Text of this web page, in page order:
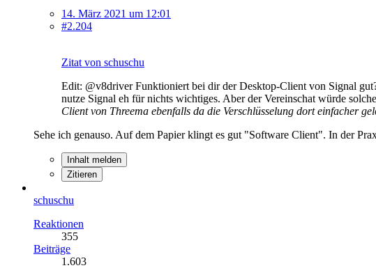
14. März 2021 um 12:01
#2.204
Zitat von schuschu
Edit: @v8driver Funktioniert bei dir der Desktop-Client von Signal
nutze Signal eh für nichts wichtiges. Aber der Vereinschat würde
Client von Threema ebenfalls da die Verschlüsselung dort einfacher
Sehe ich genauso. Auf dem Papier klingt es gut "Software Client". In der
Inhalt melden
Zitieren
schuschu
Reaktionen
355
Beiträge
1.603